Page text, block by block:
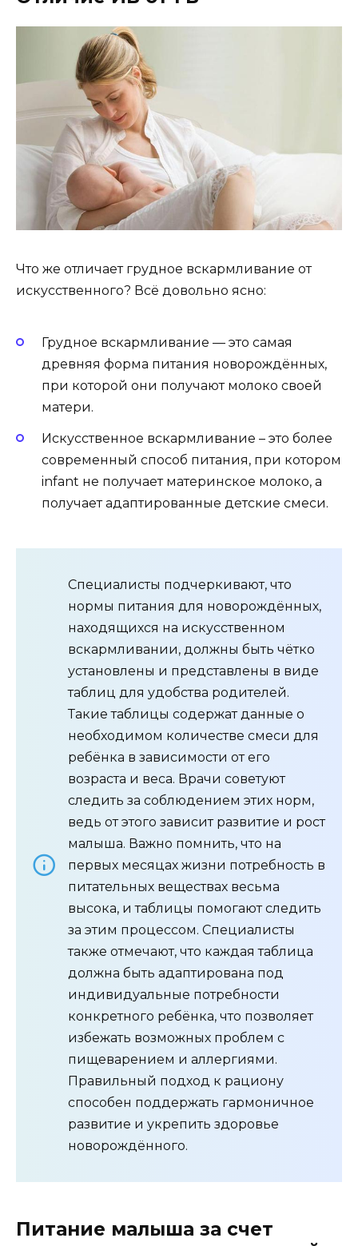
Что же отличает грудное вскармливание от
искусственного? Всё довольно ясно:
Грудное вскармливание — это самая
древняя форма питания новорождённых,
при которой они получают молоко своей
матери.
Искусственное вскармливание – это более
современный способ питания, при котором
infant не получает материнское молоко, а
получает адаптированные детские смеси.
Специалисты подчеркивают, что
нормы питания для новорождённых,
находящихся на искусственном
вскармливании, должны быть чётко
установлены и представлены в виде
таблиц для удобства родителей.
Такие таблицы содержат данные о
необходимом количестве смеси для
ребёнка в зависимости от его
возраста и веса. Врачи советуют
следить за соблюдением этих норм,
ведь от этого зависит развитие и рост
малыша. Важно помнить, что на
первых месяцах жизни потребность в
питательных веществах весьма
высока, и таблицы помогают следить
за этим процессом. Специалисты
также отмечают, что каждая таблица
должна быть адаптирована под
индивидуальные потребности
конкретного ребёнка, что позволяет
избежать возможных проблем с
пищеварением и аллергиями.
Правильный подход к рациону
способен поддержать гармоничное
развитие и укрепить здоровье
новорождённого.
Питание малыша за счет